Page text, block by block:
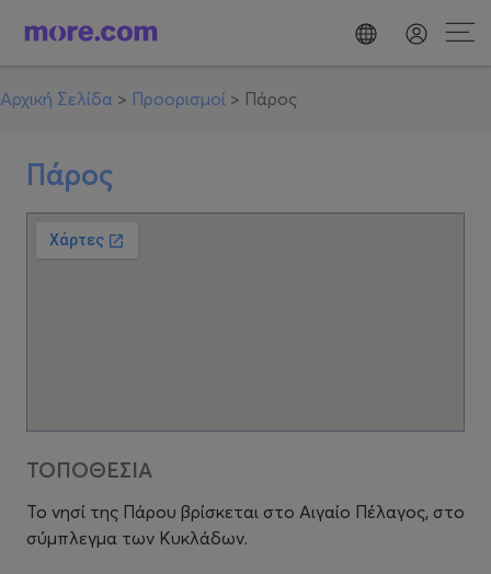
Αρχική Σελίδα > Προορισμοί > Πάρος
Πάρος
ΤΟΠΟΘΕΣΙΑ
Το νησί της Πάρου βρίσκεται στο Αιγαίο Πέλαγος, στο
σύμπλεγμα των Κυκλάδων.